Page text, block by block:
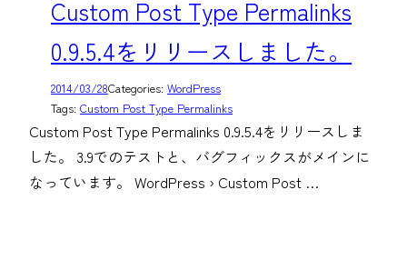
Custom Post Type Permalinks
0.9.5.4をリリースしました。
2014/03/28Categories: WordPress
Tags: Custom Post Type Permalinks
Custom Post Type Permalinks 0.9.5.4をリリースしま
した。 3.9でのテストと、バグフィックスがメインに
なっています。 WordPress › Custom Post …